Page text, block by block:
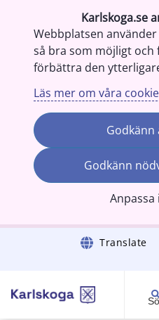
Karlskoga.se
Webbplatsen
så bra som möjligt och
förbättra den
Läs mer om våra
Godkänn
Godkänn
Gå till innehåll Translate